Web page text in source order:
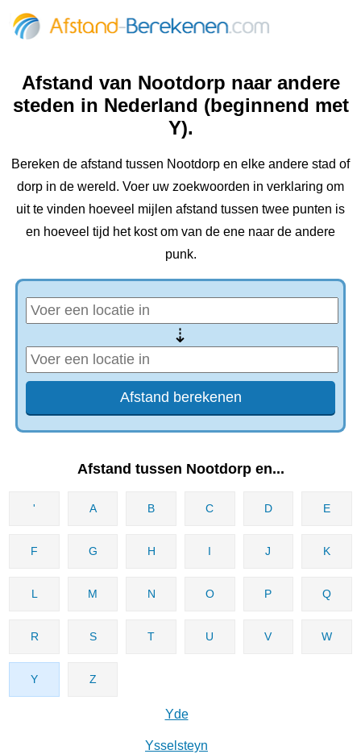
Afstand van Nootdorp naar andere
steden in Nederland (beginnend met
Y).
Bereken de afstand tussen Nootdorp en elke andere stad of
dorp in de wereld. Voer uw zoekwoorden in verklaring om
uit te vinden hoeveel mijlen afstand tussen twee punten is
en hoeveel tijd het kost om van de ene naar de andere
punk.
⇢
Afstand tussen Nootdorp en...
' A B C D E
F G H I J K
L M N O P Q
R S T U V W
Y Z
Yde
Ysselsteyn